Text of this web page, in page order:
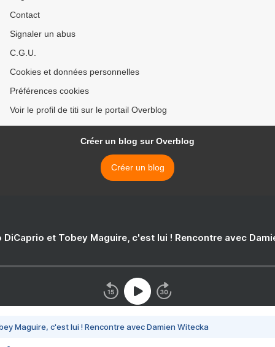
Contact
Signaler un abus
C.G.U.
Cookies et données personnelles
Préférences cookies
Voir le profil de titi sur le portail Overblog
Créer un blog sur Overblog
Créer un blog
DiCaprio et Tobey Maguire, c'est lui ! Rencontre avec
Maguire, c'est lui ! Rencontre avec Damien Witecka